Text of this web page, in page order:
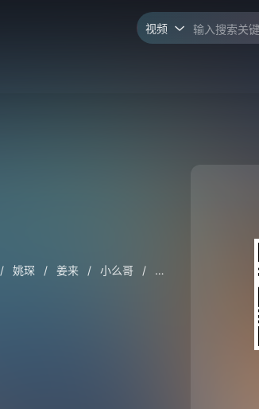
视频 
/ 姚琛 / 姜来 / 小么哥 / 晏紫东